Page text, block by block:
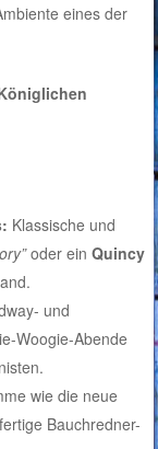
eines der
Klassische und
oder ein Quincy
und
Woogie-Abende
wie die neue
Bauchredner-